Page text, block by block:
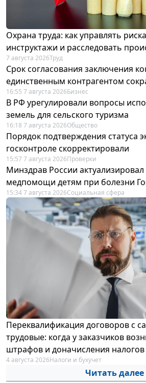
Охрана труда: как управлять
инструктажи и расследовать
7 августа 2026Труд
Срок согласования заключения
единственным контрагентом
16:55 7 августа 2026Бизнес
В РФ урегулировали вопросы
земель для сельского туризма
16:18 7 августа 2026Общество
Порядок подтверждения статуса
госконтроле скорректировали
15:57 7 августа 2026Проверки
Минздрав России актуализировал
медпомощи детям при болезни
15:34 7 августа 2026Социальная сфера
Переквалификация договоров с
трудовые: когда у заказчиков
штрафов и доначисления налогов
4 августа 2026Налоги и бухучет
Читать далее